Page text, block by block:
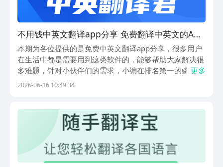
不用钱中英文翻译app分享 免费翻译中英文的APP
有吗
本期为各位提供的是免费中英文翻译app分享，很多用户
在生活中都是需要用到这类软件的，能够帮助大家解决很
多难题，针对小伙伴们的需求，小编在排名第一的豌豆荚
里给大家找到了几款比较好用的，该平台收集了海量资
更多
2026-06-16 10:49:34